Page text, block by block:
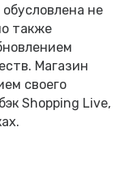
не
также
Магазин
своего
Shopping Live,